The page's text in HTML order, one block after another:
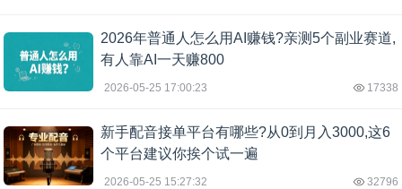
2026年普通人怎么用AI赚钱?亲测5个副业赛道,
有人靠AI一天赚800
2026-05-25 17:00:23 17338
新手配音接单平台有哪些?从0到月入3000,这6
个平台建议你挨个试一遍
2026-05-25 15:27:32 32796